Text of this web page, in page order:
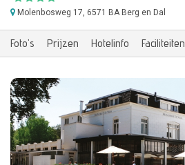
Molenbosweg 17, 6571 BA Berg en Dal
Foto's Prijzen Hotelinfo Faciliteiten